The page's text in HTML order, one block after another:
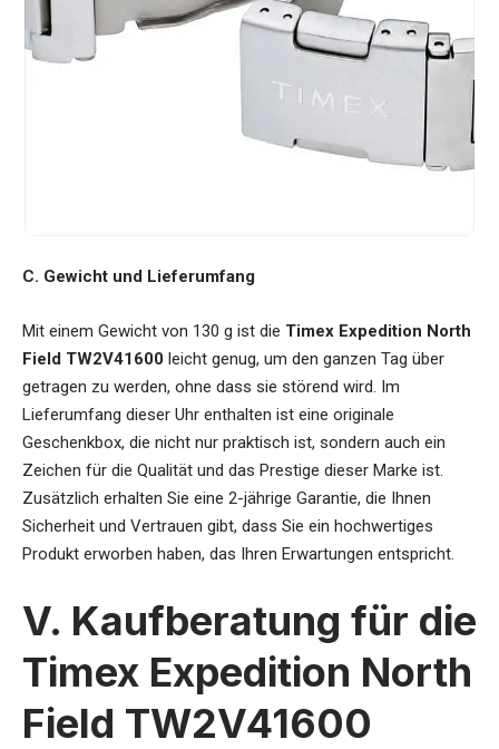
C. Gewicht und Lieferumfang
Mit einem Gewicht von 130 g ist die Timex Expedition North
Field TW2V41600 leicht genug, um den ganzen Tag über
getragen zu werden, ohne dass sie störend wird. Im
Lieferumfang dieser Uhr enthalten ist eine originale
Geschenkbox, die nicht nur praktisch ist, sondern auch ein
Zeichen für die Qualität und das Prestige dieser Marke ist.
Zusätzlich erhalten Sie eine 2-jährige Garantie, die Ihnen
Sicherheit und Vertrauen gibt, dass Sie ein hochwertiges
Produkt erworben haben, das Ihren Erwartungen entspricht.
V. Kaufberatung für die
Timex Expedition North
Field TW2V41600